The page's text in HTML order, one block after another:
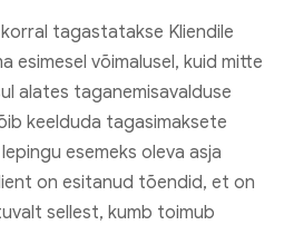
tagastatakse Kliendile
esimesel võimalusel, kuid mitte
alates taganemisavalduse
keelduda tagasimaksete
esemeks oleva asja
on esitanud tõendid, et on
sellest, kumb toimub